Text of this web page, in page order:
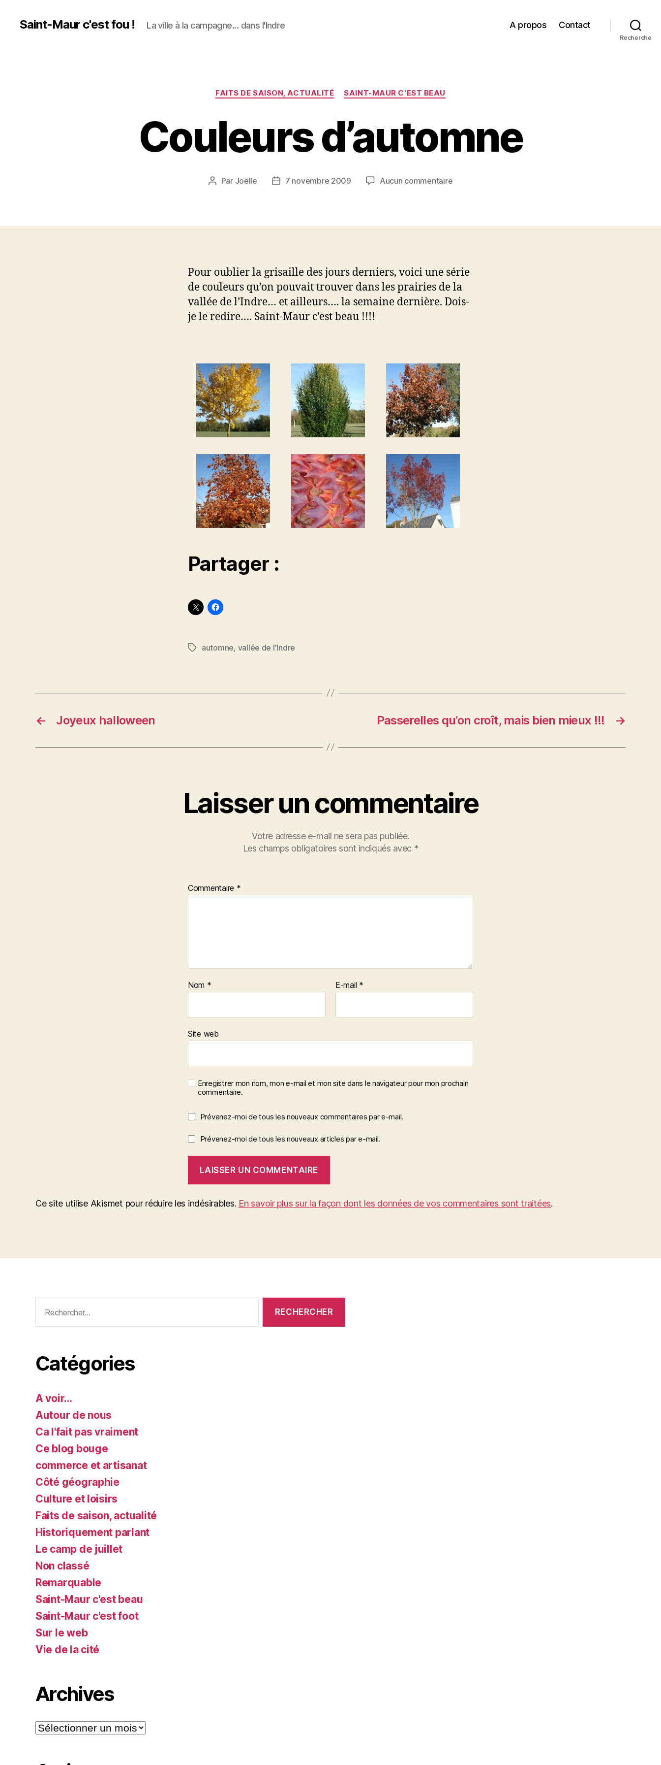
Saint-Maur c'est fou ! La ville à la campagne... dans l'Indre A propos Contact
Recherche
Catégories
FAITS DE SAISON, ACTUALITÉ SAINT-MAUR C'EST BEAU
Couleurs d’automne
Auteur
Par Joëlle
Date7 novembre 2009 Aucun commentairesur
Pour oublier la grisaille des jours derniers, voici une série
de couleurs qu’on pouvait trouver dans les prairies de la
vallée de l’Indre… et ailleurs…. la semaine dernière. Dois-
je le redire…. Saint-Maur c’est beau !!!!
Partager :
Étiquettes
automne, vallée de l'Indre
← Joyeux halloween →
Passerelles qu’on croît, mais bien mieux !!!
Laisser un commentaire
Votre adresse e-mail ne sera pas publiée.
Les champs obligatoires sont indiqués avec *
Commentaire *
Nom * E-mail *
Site web
Enregistrer mon nom, mon e-mail et mon site dans le navigateur pour mon prochain
commentaire.
Prévenez-moi de tous les nouveaux commentaires par e-mail.
Prévenez-moi de tous les nouveaux articles par e-mail.
Ce site utilise Akismet pour réduire les indésirables. En savoir plus sur la façon dont les données de vos commentaires sont traitées.
Catégories
A voir…
Autour de nous
Ca l'fait pas vraiment
Ce blog bouge
commerce et artisanat
Côté géographie
Culture et loisirs
Faits de saison, actualité
Historiquement parlant
Le camp de juillet
Non classé
Remarquable
Saint-Maur c'est beau
Saint-Maur c'est foot
Sur le web
Vie de la cité
Archives
Archives